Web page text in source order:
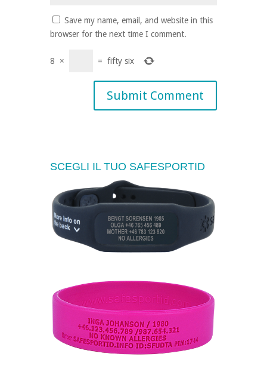
Save my name, email, and website in this
browser for the next time I comment.
8 × = fifty six
SCEGLI IL TUO SAFESPORTID